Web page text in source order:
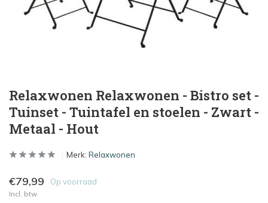
Relaxwonen Relaxwonen - Bistro set -
Tuinset - Tuintafel en stoelen - Zwart -
Metaal - Hout
Merk: Relaxwonen
€79,99 Op voorraad
Incl. btw